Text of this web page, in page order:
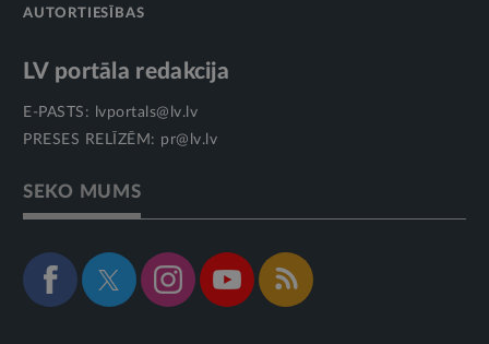
AUTORTIESĪBAS
LV portāla redakcija
E-PASTS:
lvportals@lv.lv
PRESES RELĪZĒM: pr@lv.lv
SEKO MUMS